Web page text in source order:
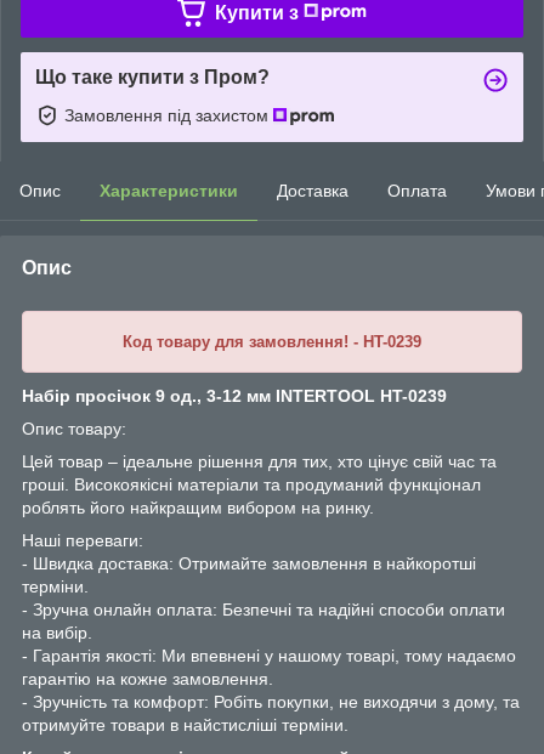
Купити з
Що таке купити з Пром?
Замовлення під захистом
Опис Характеристики Доставка Оплата Умови
Опис
Код товару для замовлення! - HT-0239
Набір просічок 9 од., 3-12 мм INTERTOOL HT-0239
Опис товару:
Цей товар – ідеальне рішення для тих, хто цінує свій час та
гроші. Високоякісні матеріали та продуманий функціонал
роблять його найкращим вибором на ринку.
Наші переваги:
- Швидка доставка: Отримайте замовлення в найкоротші
терміни.
- Зручна онлайн оплата: Безпечні та надійні способи оплати
на вибір.
- Гарантія якості: Ми впевнені у нашому товарі, тому надаємо
гарантію на кожне замовлення.
- Зручність та комфорт: Робіть покупки, не виходячи з дому, та
отримуйте товари в найстисліші терміни.